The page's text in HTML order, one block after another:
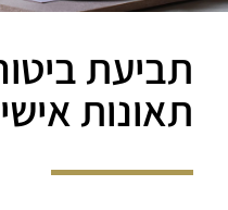
תביעת
תאונות